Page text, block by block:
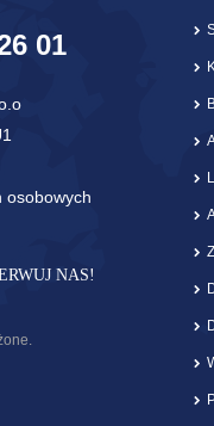
01
osobowych
NAS!